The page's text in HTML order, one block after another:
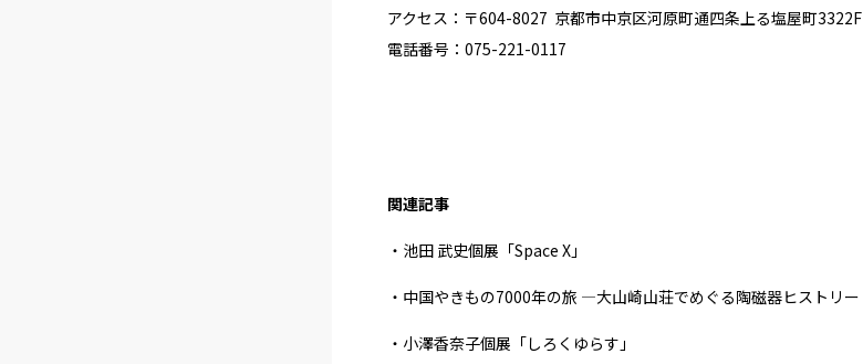
アクセス：〒604-8027 京都市中京区河原町通四条上る塩屋町3322F
電話番号：075-221-0117
関連記事
・池田 武史個展「Space X」
・中国やきもの7000年の旅 ―大山崎山荘でめぐる陶磁器ヒストリー
・小澤香奈子個展「しろくゆらす」